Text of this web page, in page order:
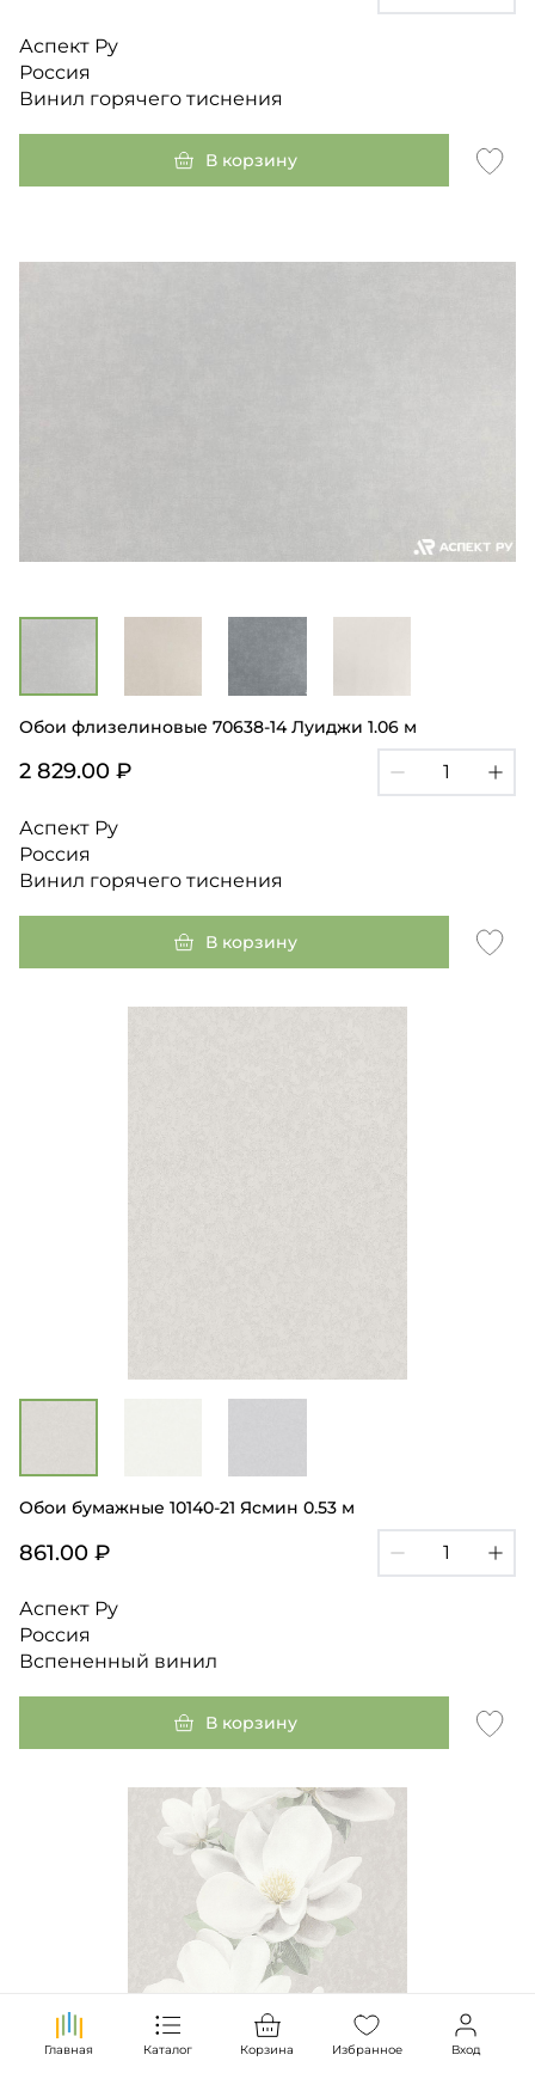
Аспект Ру
Россия
Винил горячего тиснения
В корзину
Обои флизелиновые 70638-14 Луиджи 1.06 м
2 829.00 ₽
Аспект Ру
Россия
Винил горячего тиснения
В корзину
Обои бумажные 10140-21 Ясмин 0.53 м
861.00 ₽
Аспект Ру
Россия
Вспененный винил
В корзину
Главная Каталог Корзина Избранное Вход